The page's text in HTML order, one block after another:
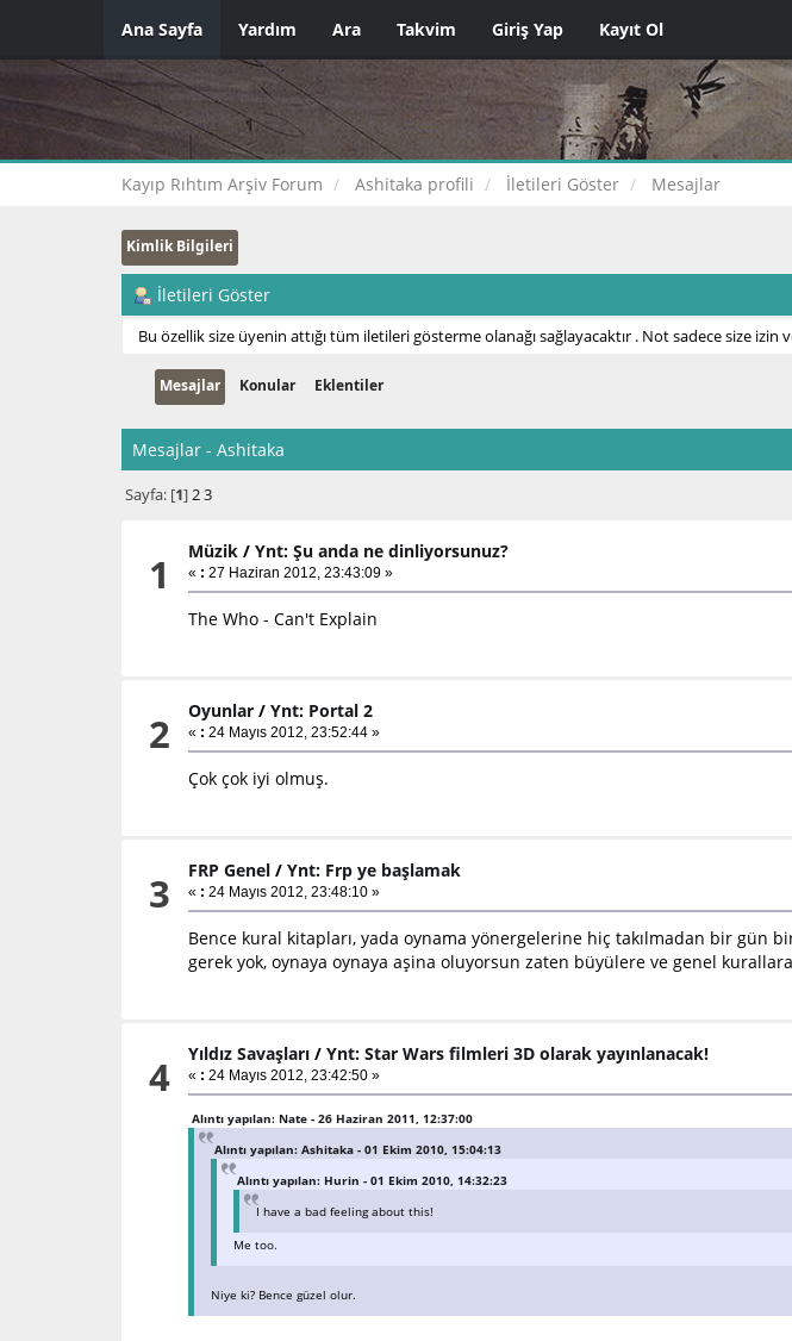
Ana Sayfa Yardım Ara Takvim Giriş Yap Kayıt Ol
Kayıp Rıhtım Arşiv Forum Ashitaka profili İletileri Göster Mesajlar
Kimlik Bilgileri
İletileri Göster
Bu özellik size üyenin attığı tüm iletileri gösterme olanağı sağlayacaktır . Not sadece size
Mesajlar Konular Eklentiler
Mesajlar - Ashitaka
Sayfa: [1]2 3
1 Müzik /Ynt: Şu anda ne dinliyorsunuz?
« : 27 Haziran 2012, 23:43:09 »
The Who - Can't Explain
2 Oyunlar /Ynt: Portal 2
« : 24 Mayıs 2012, 23:52:44 »
Çok çok iyi olmuş.
3 FRP Genel /Ynt: Frp ye başlamak
« : 24 Mayıs 2012, 23:48:10 »
Bence kural kitapları, yada oynama yönergelerine hiç takılmadan bir gün
gerek yok, oynaya oynaya aşina oluyorsun zaten büyülere ve genel
4 Yıldız Savaşları /Ynt: Star Wars filmleri 3D olarak yayınlanacak!
« : 24 Mayıs 2012, 23:42:50 »
Alıntı yapılan: Nate - 26 Haziran 2011, 12:37:00
Alıntı yapılan: Ashitaka - 01 Ekim 2010, 15:04:13
Alıntı yapılan: Hurin - 01 Ekim 2010, 14:32:23
I have a bad feeling about this!
Me too.
Niye ki? Bence güzel olur.